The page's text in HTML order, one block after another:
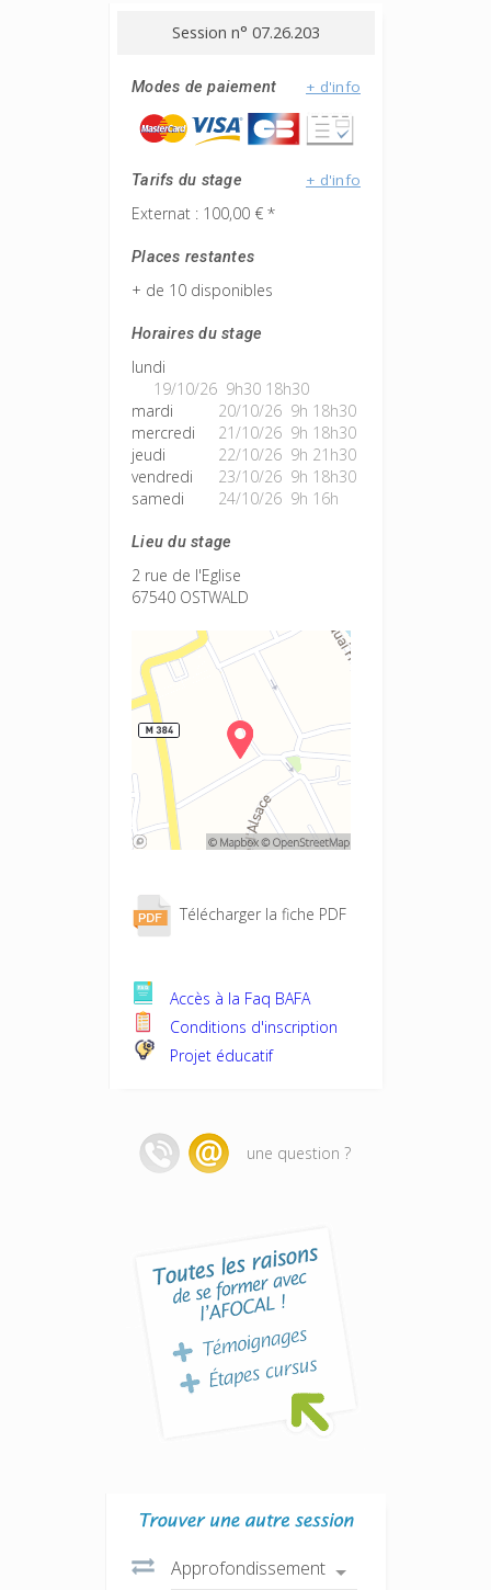
Session n° 07.26.203
Modes de paiement + d'info
Tarifs du stage + d'info
Externat : 100,00 € *
Places restantes
+ de 10 disponibles
Horaires du stage
lundi
19/10/26 9h30 18h30
mardi
20/10/26 9h 18h30
mercredi
21/10/26 9h 18h30
jeudi
22/10/26 9h 21h30
vendredi
23/10/26 9h 18h30
samedi
24/10/26 9h 16h
Lieu du stage
2 rue de l'Eglise
67540 OSTWALD
Télécharger la fiche PDF
Accès à la Faq BAFA
Conditions d'inscription
Projet éducatif
une question ?